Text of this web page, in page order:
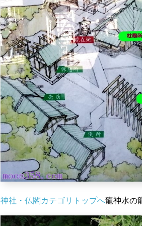
神社・仏閣カテゴリトップへ龍神水の